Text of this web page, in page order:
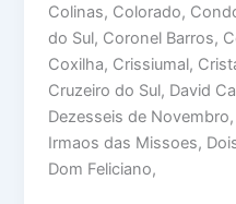
Colinas, Colorado,
do Sul, Coronel Barros,
Coxilha, Crissiumal,
Cruzeiro do Sul, David
Dezesseis de
Irmaos das Missoes,
Dom Feliciano,